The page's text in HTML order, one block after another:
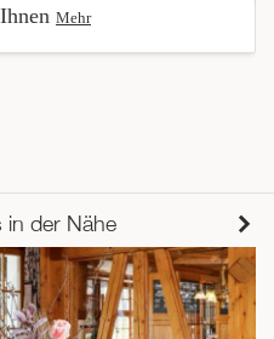
Mehr
in der Nähe